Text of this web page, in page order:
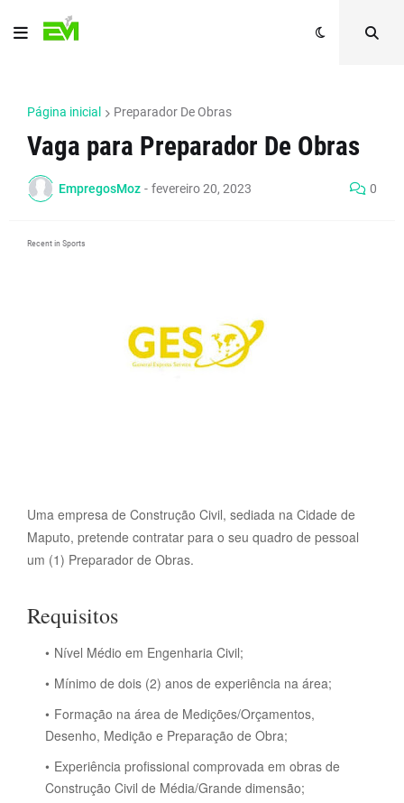
Página inicial Preparador De Obras
Vaga para Preparador De Obras
EmpregosMoz - fevereiro 20, 2023 0
Recent in Sports
Uma empresa de Construção Civil, sediada na Cidade de
Maputo, pretende contratar para o seu quadro de pessoal
um (1) Preparador de Obras.
Requisitos
Nível Médio em Engenharia Civil;
Mínimo de dois (2) anos de experiência na área;
Formação na área de Medições/Orçamentos,
Desenho, Medição e Preparação de Obra;
Experiência profissional comprovada em obras de
Construção Civil de Média/Grande dimensão;